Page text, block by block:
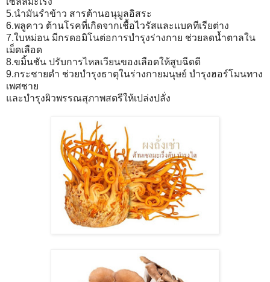
5.นำมันรำข้าว สารต้านอนุมูลอิสระ
6.พลูคาว ต้านโรคที่เกิดจากเชื้อไวรัสและแบคทีเรียต่าง​
7.ใบหม่อน มีกรดอมิโนต่อการบำรุงร่างกาย ช่วยลดน้ำตาลใน
เม็ดเลือด
8.ขมิ้นชัน ปรับการไหลเวียนของเลือดให้สูบฉีดดี
9.กระชายดำ ช่วยบำรุงธาตุในร่างกายมนุษย์ บำรุงฮอร์โมนทาง
เพศชาย
และบำรุงผิวพรรณสุภาพสตรีให้เปล่งปลั่ง